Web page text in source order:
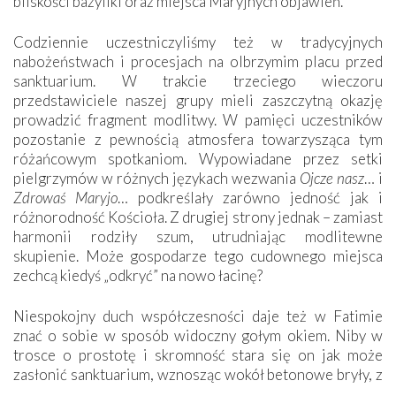
Codziennie uczestniczyliśmy też w tradycyjnych
nabożeństwach i procesjach na olbrzymim placu przed
sanktuarium. W trakcie trzeciego wieczoru
przedstawiciele naszej grupy mieli zaszczytną okazję
prowadzić fragment modlitwy. W pamięci uczestników
pozostanie z pewnością atmosfera towarzysząca tym
różańcowym spotkaniom. Wypowiadane przez setki
pielgrzymów w różnych językach wezwania Ojcze nasz… i
Zdrowaś Maryjo… podkreślały zarówno jedność jak i
różnorodność Kościoła. Z drugiej strony jednak – zamiast
harmonii rodziły szum, utrudniając modlitewne
skupienie. Może gospodarze tego cudownego miejsca
zechcą kiedyś „odkryć” na nowo łacinę?
Niespokojny duch współczesności daje też w Fatimie
znać o sobie w sposób widoczny gołym okiem. Niby w
trosce o prostotę i skromność stara się on jak może
zasłonić sanktuarium, wznosząc wokół betonowe bryły, z